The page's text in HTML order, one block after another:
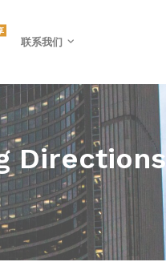
联系我们